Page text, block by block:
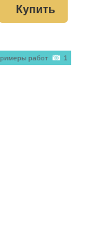
Купить
работ 1